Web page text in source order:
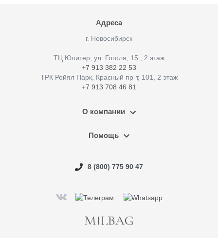
Адреса
г. Новосибирск
ТЦ Юпитер, ул. Гоголя, 15 , 2 этаж
+7 913 382 22 53
ТРК Ройял Парк, Красный пр-т, 101, 2 этаж
+7 913 708 46 81
О компании
Помощь
8 (800) 775 90 47